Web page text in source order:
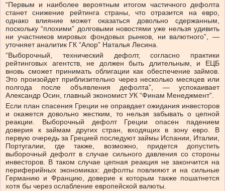
“Первым и наиболее вероятным итогом частичного дефолта
станет снижение рейтинга страны, что отразится на евро,
однако влияние может оказаться довольно сдержанным,
поскольку “плохими” долговыми новостями уже нельзя удивить
ни участников мировых фондовых рынков, ни валютного”, —
уточняет аналитик ГК “Алор” Наталья Лесина.
“Выборочный, технический дефолт, согласно практики
рейтинговых агентств, не должен быть длительным, и ЕЦБ
вновь сможет принимать облигации как обеспечение займов.
Это произойдет приблизительно через несколько месяцев или
полгода после объявления дефолта”, — успокаивает
Александр Осин, главный экономист УК “Финам Менеджмент”.
Если план спасения Греции не оправдает ожидания инвесторов
и окажется довольно жестким, то нельзя забывать о цепной
реакции. Выборочный дефолт Греции опасен падением
доверия к займам других стран, входящих в зону евро. В
первую очередь за Грецией последуют займы Испании, Италии,
Португалии, где также, возможно, придется допустить
выборочный дефолт в случае сильного давления со стороны
инвесторов. В таком случае цепная реакция не закончится на
периферийных экономиках: дефолты повлияют и на сильные
Германию и Францию, доверие к которым также пошатнется
хотя бы через ослабление европейской валюты.